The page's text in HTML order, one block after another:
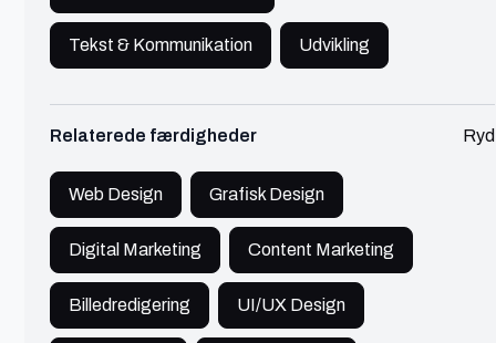
Tekst & Kommunikation
Udvikling
Relaterede færdigheder Ryd
Web Design
Grafisk Design
Digital Marketing
Content Marketing
Billedredigering
UI/UX Design
Kassandra
Journalist, kommunikatør + det løse
🔥 Populær Tekst & Kommunikation
Alsidig journalist med en bred vifte af kompetencer
og en nysgerrig tilgang.
Se profil